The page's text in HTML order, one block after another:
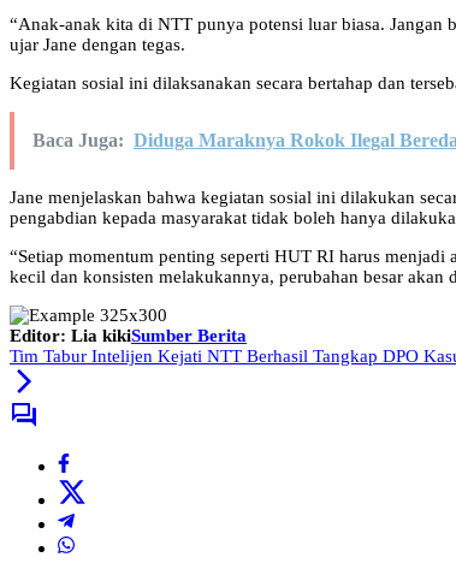
“Anak-anak kita di NTT punya potensi luar biasa. Jangan
ujar Jane dengan tegas.
Kegiatan sosial ini dilaksanakan secara bertahap dan
Baca Juga: Diduga Maraknya Rokok Ilegal
Jane menjelaskan bahwa kegiatan sosial ini dilakukan
pengabdian kepada masyarakat tidak boleh hanya
“Setiap momentum penting seperti HUT RI harus
kecil dan konsisten melakukannya, perubahan besar akan
Editor: Lia kikiSumber Berita
Tim Tabur Intelijen Kejati NTT Berhasil Tangkap DPO